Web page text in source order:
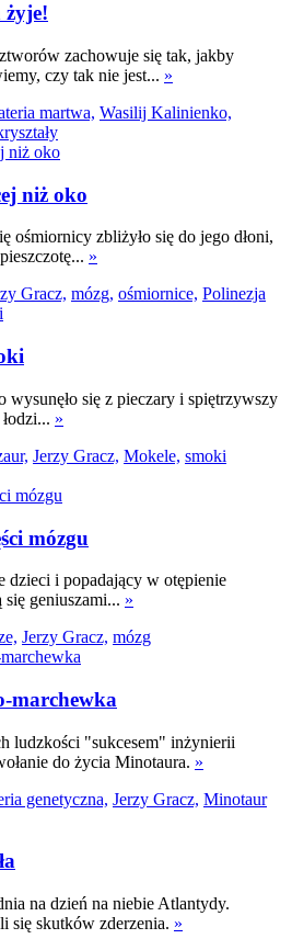
zachowuje się tak, jakby
czy tak nie jest... »
martwa, Wasilij Kalinienko,
niż oko
ośmiornicy zbliżyło się do jego dłoni,
»
Gracz, mózg, ośmiornice, Polinezja
wysunęło się z pieczary i spiętrzywszy
»
Jerzy Gracz, Mokele, smoki
mózgu
dzieci i popadający w otępienie
geniuszami... »
Jerzy Gracz, mózg
marchewka
ludzkości "sukcesem" inżynierii
do życia Minotaura. »
genetyczna, Jerzy Gracz, Minotaur
na dzień na niebie Atlantydy.
się skutków zderzenia. »